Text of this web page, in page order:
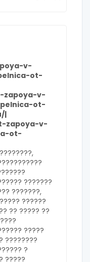
v-
ot-
zapoya-v-
ot-
|
zapoya-v-
ot-
???????
???????,
??????
?? ????? ??
?????
????????
?
?????